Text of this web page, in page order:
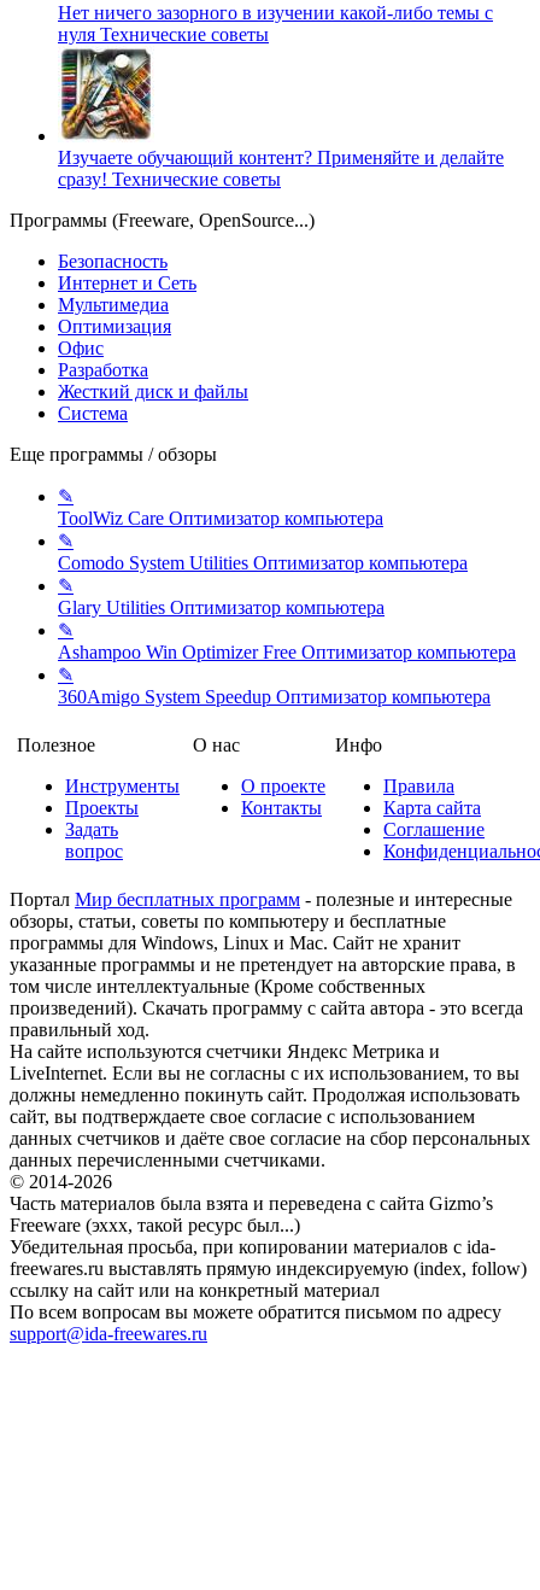
Нет ничего зазорного в изучении какой-либо темы с
нуля Технические советы
Изучаете обучающий контент? Применяйте и делайте
сразу! Технические советы
Программы (Freeware, OpenSource...)
Безопасность
Интернет и Сеть
Мультимедиа
Оптимизация
Офис
Разработка
Жесткий диск и файлы
Система
Еще программы / обзоры
✎
ToolWiz Care Оптимизатор компьютера
✎
Comodo System Utilities Оптимизатор компьютера
✎
Glary Utilities Оптимизатор компьютера
✎
Ashampoo Win Optimizer Free Оптимизатор компьютера
✎
360Amigo System Speedup Оптимизатор компьютера
Полезное
Инструменты
Проекты
Задать
вопрос
О нас
О проекте
Контакты
Инфо
Правила
Карта сайта
Соглашение
Портал Мир бесплатных программ - полезные и интересные
обзоры, статьи, советы по компьютеру и бесплатные
программы для Windows, Linux и Mac. Сайт не хранит
указанные программы и не претендует на авторские права, в
том числе интеллектуальные (Кроме собственных
произведений). Скачать программу с сайта автора - это всегда
правильный ход.
На сайте используются счетчики Яндекс Метрика и
LiveInternet. Если вы не согласны с их использованием, то вы
должны немедленно покинуть сайт. Продолжая использовать
сайт, вы подтверждаете свое согласие с использованием
данных счетчиков и даёте свое согласие на сбор персональных
данных перечисленными счетчиками.
© 2014-2026
Часть материалов была взята и переведена с сайта Gizmo’s
Freeware (эххх, такой ресурс был...)
Убедительная просьба, при копировании материалов с ida-
freewares.ru выставлять прямую индексируемую (index, follow)
ссылку на сайт или на конкретный материал
По всем вопросам вы можете обратится письмом по адресу
support@ida-freewares.ru